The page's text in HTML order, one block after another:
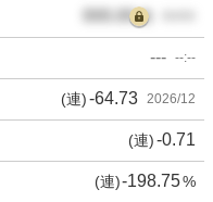
000.00倍
--- --:--
(連)-64.73 2026/12
(連)-0.71
(連)-198.75%